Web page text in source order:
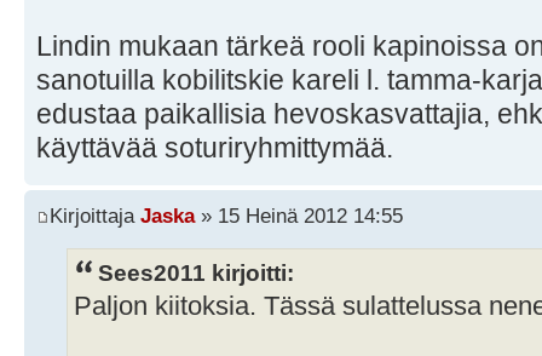
Lindin mukaan tärkeä rooli kapinoissa
sanotuilla kobilitskie kareli l. tamma-
edustaa paikallisia hevoskasvattajia,
käyttävää soturiryhmittymää.
Kirjoittaja Jaska» 15 Heinä 2012 14:55
Sees2011 kirjoitti:
Paljon kiitoksia. Tässä sulattelussa